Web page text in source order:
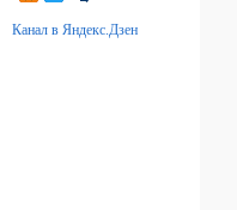
Канал в Яндекс.Дзен